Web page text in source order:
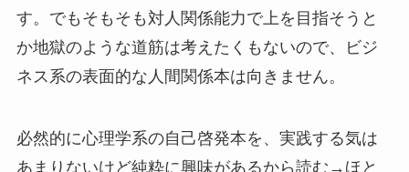
す。でもそもそも対人関係能力で上を目指そうと
か地獄のような道筋は考えたくもないので、ビジ
ネス系の表面的な人間関係本は向きません。
必然的に心理学系の自己啓発本を、実践する気は
あまりないけど純粋に興味があるから読む→ほと